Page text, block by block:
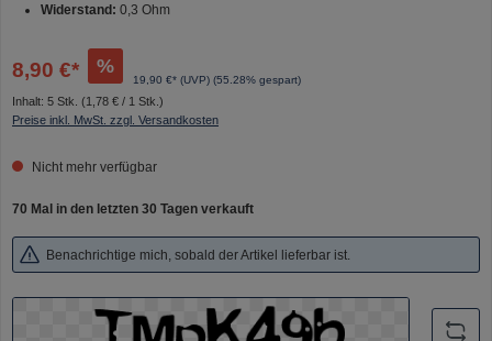
Widerstand: 0,3 Ohm
8,90 €* %
19,90 €* (UVP) (55.28% gespart)
Inhalt: 5 Stk. (1,78 € / 1 Stk.)
Preise inkl. MwSt. zzgl. Versandkosten
Nicht mehr verfügbar
70 Mal in den letzten 30 Tagen verkauft
Benachrichtige mich, sobald der Artikel lieferbar ist.